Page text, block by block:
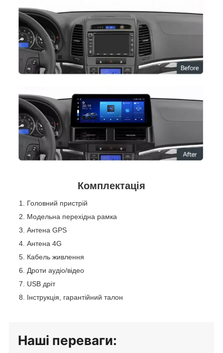
Комплектація
Головний пристрій
Модельна перехідна рамка
Антена GPS
Антена 4G
Кабель живлення
Дроти аудіо/відео
USB дріт
Інструкція, гарантійний талон
Наші переваги: